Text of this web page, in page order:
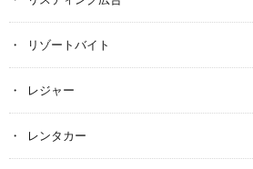
リゾートバイト
レジャー
レンタカー